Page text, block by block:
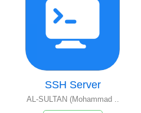
SSH Server
AL-SULTAN (Mohammad ..